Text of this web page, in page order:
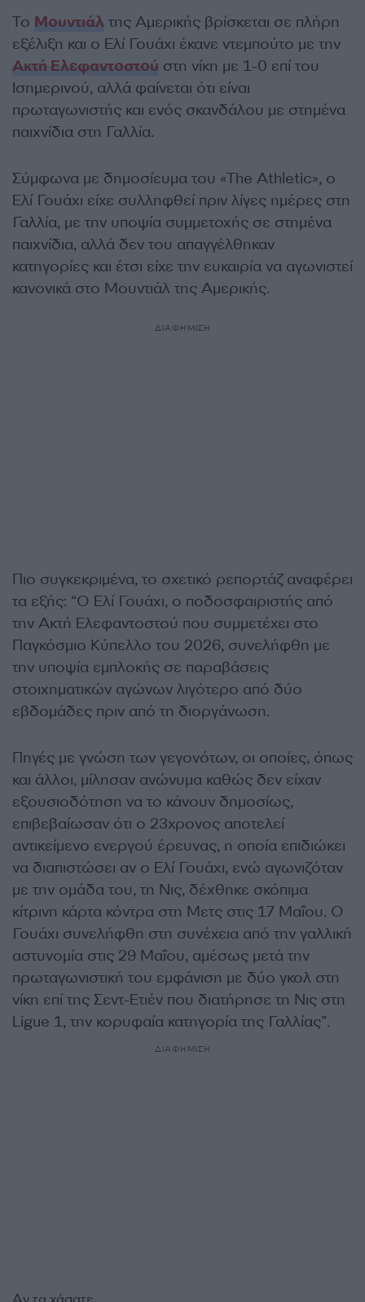
Το Μουντιάλ της Αμερικής βρίσκεται σε πλήρη
εξέλιξη και ο Ελί Γουάχι έκανε ντεμπούτο με την
Ακτή Ελεφαντοστού στη νίκη με 1-0 επί του
Ισημερινού, αλλά φαίνεται ότι είναι
πρωταγωνιστής και ενός σκανδάλου με στημένα
παιχνίδια στη Γαλλία.
Σύμφωνα με δημοσίευμα του «The Athletic», ο
Ελί Γουάχι είχε συλληφθεί πριν λίγες ημέρες στη
Γαλλία, με την υποψία συμμετοχής σε στημένα
παιχνίδια, αλλά δεν του απαγγέλθηκαν
κατηγορίες και έτσι είχε την ευκαιρία να αγωνιστεί
κανονικά στο Μουντιάλ της Αμερικής.
ΔΙΑΦΗΜΙΣΗ
Πιο συγκεκριμένα, το σχετικό ρεπορτάζ αναφέρει
τα εξής: “Ο Ελί Γουάχι, ο ποδοσφαιριστής από
την Ακτή Ελεφαντοστού που συμμετέχει στο
Παγκόσμιο Κύπελλο του 2026, συνελήφθη με
την υποψία εμπλοκής σε παραβάσεις
στοιχηματικών αγώνων λιγότερο από δύο
εβδομάδες πριν από τη διοργάνωση.
Πηγές με γνώση των γεγονότων, οι οποίες, όπως
και άλλοι, μίλησαν ανώνυμα καθώς δεν είχαν
εξουσιοδότηση να το κάνουν δημοσίως,
επιβεβαίωσαν ότι ο 23χρονος αποτελεί
αντικείμενο ενεργού έρευνας, η οποία επιδιώκει
να διαπιστώσει αν ο Ελί Γουάχι, ενώ αγωνιζόταν
με την ομάδα του, τη Νις, δέχθηκε σκόπιμα
κίτρινη κάρτα κόντρα στη Μετς στις 17 Μαΐου. Ο
Γουάχι συνελήφθη στη συνέχεια από την γαλλική
αστυνομία στις 29 Μαΐου, αμέσως μετά την
πρωταγωνιστική του εμφάνιση με δύο γκολ στη
νίκη επί της Σεντ-Ετιέν που διατήρησε τη Νις στη
Ligue 1, την κορυφαία κατηγορία της Γαλλίας”.
ΔΙΑΦΗΜΙΣΗ